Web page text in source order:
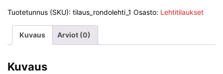
Tuotetunnus (SKU): tilaus_rondolehti_1 Osasto: Lehtitilaukset
Kuvaus Arviot (0)
Kuvaus